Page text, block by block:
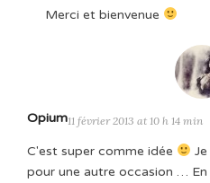
Merci et bienvenue
Opium11 février 2013 at 10 h 14 min
C'est super comme idée
pour une autre occasion …